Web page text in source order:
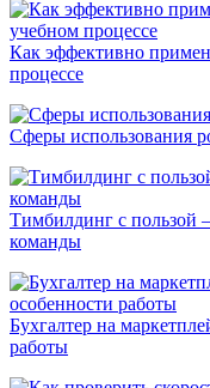
Как эффективно
процессе
Сферы использования
Тимбилдинг с пользой
команды
Бухгалтер на
работы